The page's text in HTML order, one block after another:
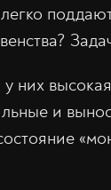
у них
и